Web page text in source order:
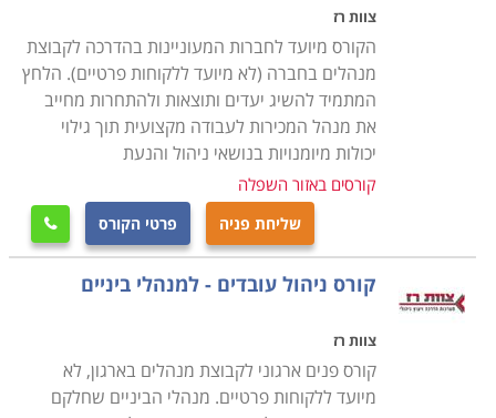
צוות רז
הקורס מיועד לחברות המעוניינות בהדרכה לקבוצת
מנהלים בחברה (לא מיועד ללקוחות פרטיים). הלחץ
המתמיד להשיג יעדים ותוצאות ולהתחרות מחייב
את מנהל המכירות לעבודה מקצועית תוך גילוי
יכולות מיומנויות בנושאי ניהול והנעת
קורסים באזור השפלה
שליחת פניה פרטי הקורס 
קורס ניהול עובדים - למנהלי ביניים
צוות רז
קורס פנים ארגוני לקבוצת מנהלים בארגון, לא
מיועד ללקוחות פרטיים. מנהלי הביניים שחלקם